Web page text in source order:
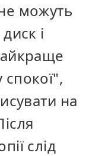
можуть
і
на
слід